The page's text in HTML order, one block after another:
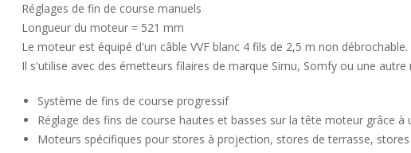
Réglages de fin de course manuels
Longueur du moteur = 521 mm
Le moteur est équipé d'un câble VVF blanc 4 fils de 2,5 m non débrochable.
Il s'utilise avec des émetteurs filaires de marque Simu, Somfy ou une
Système de fins de course progressif
Réglage des fins de course hautes et basses sur la tête moteur grâce à
Moteurs spécifiques pour stores à projection, stores de terrasse,